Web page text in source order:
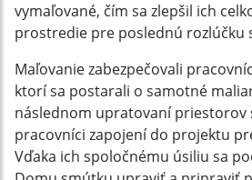
vymaľované, čím sa zlepšil ich
prostredie pre poslednú rozlúčku
Maľovanie zabezpečovali
ktorí sa postarali o samotné
následnom upratovaní priestorov
pracovníci zapojení do projektu
Vďaka ich spoločnému úsiliu sa